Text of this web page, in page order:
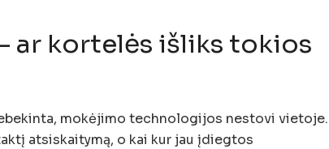
ar kortelės išliks tokios
mokėjimo technologijos nestovi vietoje.
atsiskaitymą, o kai kur jau įdiegtos